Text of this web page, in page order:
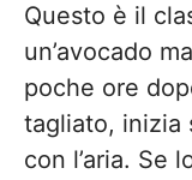
Questo è il
un’avocado
poche ore
tagliato, inizia
con l’aria. Se